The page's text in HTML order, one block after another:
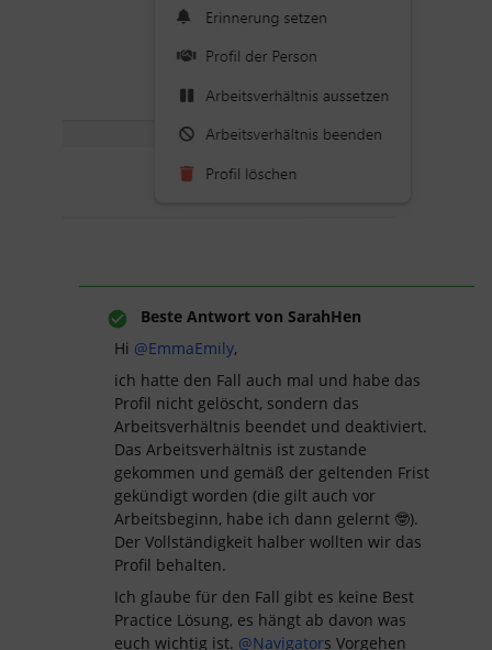
Beste Antwort von SarahHen
Hi @EmmaEmily,
ich hatte den Fall auch mal und habe das
Profil nicht gelöscht, sondern das
Arbeitsverhältnis beendet und deaktiviert.
Das Arbeitsverhältnis ist zustande
gekommen und gemäß der geltenden Frist
gekündigt worden (die gilt auch vor
Arbeitsbeginn, habe ich dann gelernt 🤓).
Der Vollständigkeit halber wollten wir das
Profil behalten.
Ich glaube für den Fall gibt es keine Best
Practice Lösung, es hängt ab davon was
euch wichtig ist. @Navigators Vorgehen